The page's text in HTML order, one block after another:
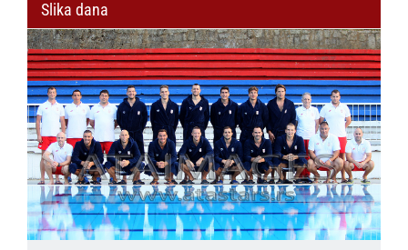
Slika dana